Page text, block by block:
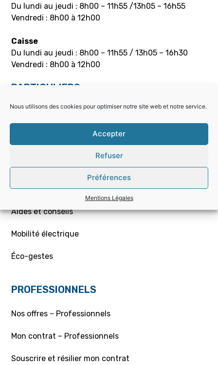
Nous utilisons des cookies pour optimiser notre site web et notre service.
Accepter
Refuser
Préférences
Mentions Légales
Du lundi au jeudi : 8h00 – 11h55 /13h05 – 16h55
Vendredi : 8h00 à 12h00
Caisse
Du lundi au jeudi : 8h00 – 11h55 / 13h05 – 16h30
Vendredi : 8h00 à 12h00
PARTICULIERS
Choisir la bonne offre
Mon contrat – Particuliers
Souscription / résiliation
Demande de raccordement aux réseaux Gaz/Elec
ou branchement provisoire
Aides et conseils
Mobilité électrique
Éco-gestes
PROFESSIONNELS
Nos offres – Professionnels
Mon contrat – Professionnels
Souscrire et résilier mon contrat